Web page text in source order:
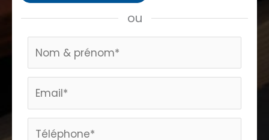
ou
Formulaire
home